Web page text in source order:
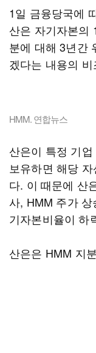
1일 금융당국에
산은 자기자본의
분에 대해 3년간
겠다는 내용의
HMM. 연합뉴스
산은이 특정 기
보유하면 해당
다. 이 때문에 산
사, HMM 주가
기자본비율이 하
산은은 HMM 지